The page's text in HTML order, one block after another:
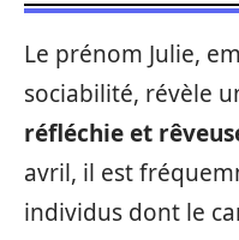
Le prénom Julie,
sociabilité, révèle
réfléchie et
avril, il est
individus dont le